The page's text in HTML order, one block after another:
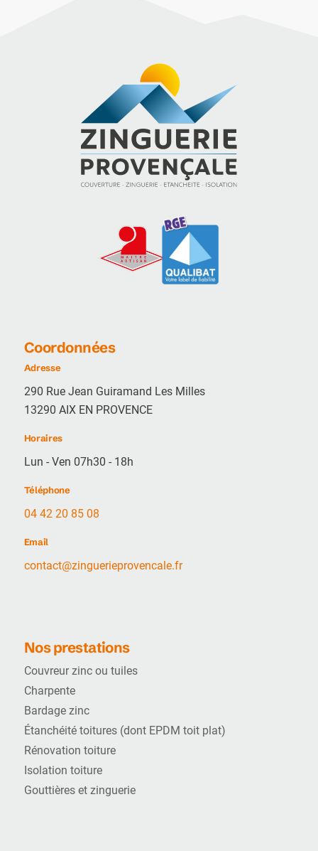
Coordonnées
Adresse
290 Rue Jean Guiramand Les Milles
13290 AIX EN PROVENCE
Horaires
Lun - Ven 07h30 - 18h
Téléphone
04 42 20 85 08
Email
contact@zinguerieprovencale.fr
Nos prestations
Couvreur zinc ou tuiles
Charpente
Bardage zinc
Étanchéité toitures (dont EPDM toit plat)
Rénovation toiture
Isolation toiture
Gouttières et zinguerie